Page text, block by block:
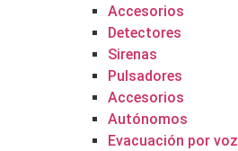
Accesorios
Detectores
Sirenas
Pulsadores
Accesorios
Autónomos
Evacuación por voz